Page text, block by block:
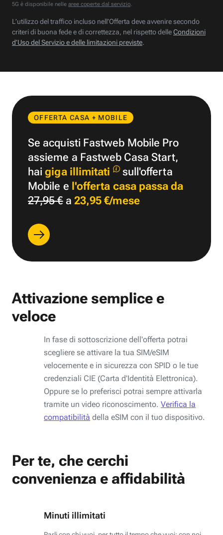
5G è disponibile nelle aree coperte dal servizio.
L’utilizzo del traffico incluso nell’Offerta deve avvenire secondo
criteri di buona fede e di correttezza, nel rispetto delleCondizioni
d’Uso del Servizio e delle limitazioni previste.
OFFERTA CASA + MOBILE
Se acquisti Fastweb Mobile Pro
assieme a Fastweb Casa Start,
haigiga illimitati
sull'offerta
Mobile e l'offerta casa passa da
27,95 €a 23,95 €/mese
Attivazione semplice e
veloce
In fase di sottoscrizione dell'offerta potrai
scegliere se attivare la tua SIM/eSIM
velocemente e in sicurezza con SPID o le tue
credenziali CIE (Carta d'Identità Elettronica).
Oppure se lo preferisci potrai sempre attivarla
tramite un video riconoscimento. Verifica la
compatibilità della eSIM con il tuo dispositivo.
Per te, che cerchi
convenienza e affidabilità
Minuti illimitati